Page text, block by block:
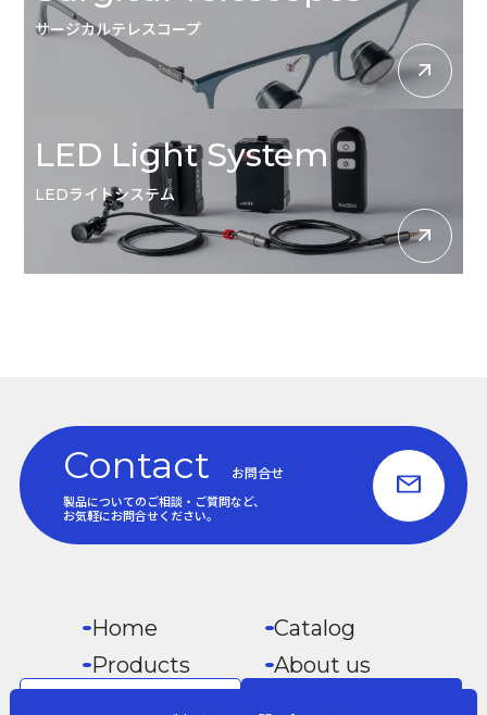
製品カタログはこちら
サージカルテレスコープ
LED Light System
LEDライトシステム
Contact お問合せ
製品についてのご相談・ご質問など、
お気軽にお問合せください。
Home
Products
Catalog
About us